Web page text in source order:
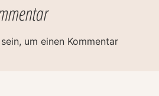
sein, um einen Kommentar